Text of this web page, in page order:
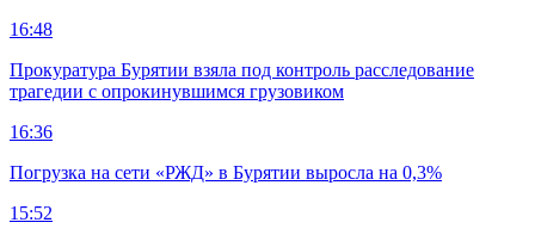
16:48
Прокуратура Бурятии взяла под контроль расследование
трагедии с опрокинувшимся грузовиком
16:36
Погрузка на сети «РЖД» в Бурятии выросла на 0,3%
15:52